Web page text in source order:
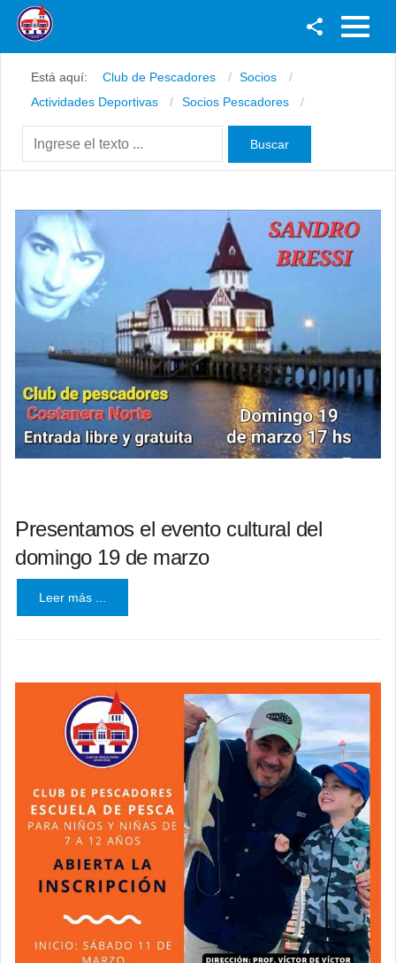
Youtube
Instagram
Está aquí: Club de Pescadores
Socios
Actividades Deportivas
Socios Pescadores
Presentamos el evento cultural del
domingo 19 de marzo
Leer más ...